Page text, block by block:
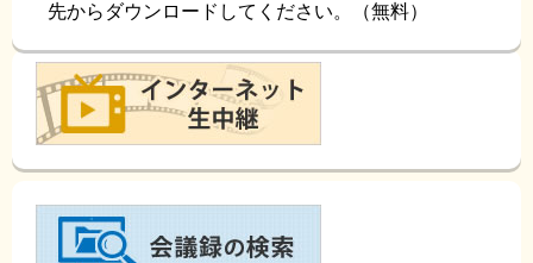
先からダウンロードしてください。（無料）